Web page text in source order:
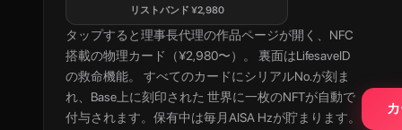
リストバンド ¥2,980
タップすると理事長代理の作品ページが開く、NFC
搭載の物理カード（¥2,980〜）。 裏面はLifesaveID
の救命機能。 すべてのカードにシリアルNo.が刻ま
れ、Base上に刻印された 世界に一枚のNFTが自動で
付与されます。保有中は毎月AISA Hzが貯まります。